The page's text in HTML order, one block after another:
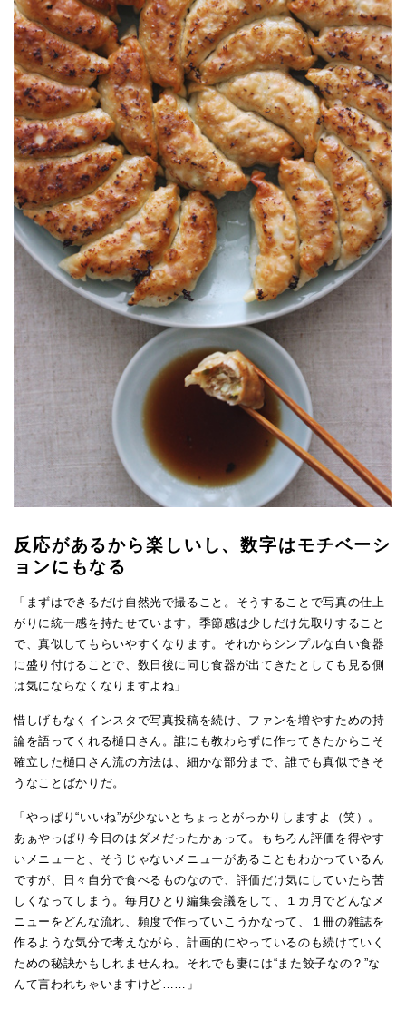
反応があるから楽しいし、数字はモチベーシ
ョンにもなる
「まずはできるだけ自然光で撮ること。そうすることで写真の仕上
がりに統一感を持たせています。季節感は少しだけ先取りすること
で、真似してもらいやすくなります。それからシンプルな白い食器
に盛り付けることで、数日後に同じ食器が出てきたとしても見る側
は気にならなくなりますよね」
惜しげもなくインスタで写真投稿を続け、ファンを増やすための持
論を語ってくれる樋口さん。誰にも教わらずに作ってきたからこそ
確立した樋口さん流の方法は、細かな部分まで、誰でも真似できそ
うなことばかりだ。
「やっぱり“いいね”が少ないとちょっとがっかりしますよ（笑）。
あぁやっぱり今日のはダメだったかぁって。もちろん評価を得やす
いメニューと、そうじゃないメニューがあることもわかっているん
ですが、日々自分で食べるものなので、評価だけ気にしていたら苦
しくなってしまう。毎月ひとり編集会議をして、１カ月でどんなメ
ニューをどんな流れ、頻度で作っていこうかなって、１冊の雑誌を
作るような気分で考えながら、計画的にやっているのも続けていく
ための秘訣かもしれませんね。それでも妻には“また餃子なの？”な
んて言われちゃいますけど……」